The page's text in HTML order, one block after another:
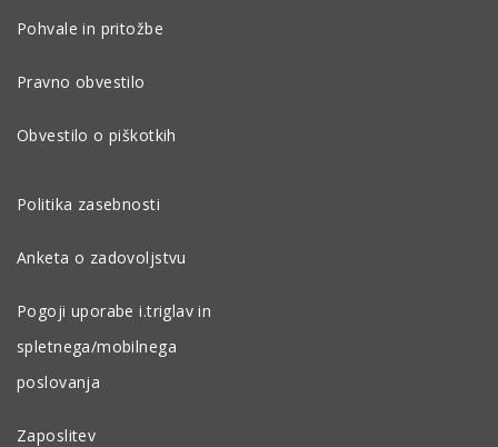
Pohvale in pritožbe
Pravno obvestilo
Obvestilo o piškotkih
Politika zasebnosti
Anketa o zadovoljstvu
Pogoji uporabe i.triglav in
spletnega/mobilnega
poslovanja
Zaposlitev